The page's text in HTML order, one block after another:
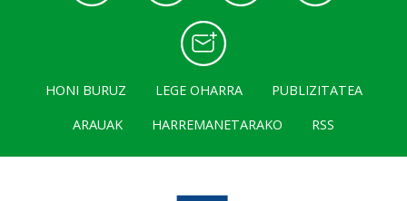
HONI BURUZ LEGE OHARRA
PUBLIZITATEA
ARAUAK
HARREMANETARAKO RSS